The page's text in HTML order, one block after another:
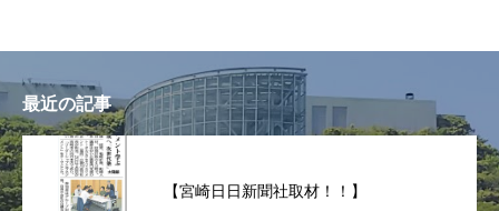
最近の記事
【宮崎日日新聞社取材！！】